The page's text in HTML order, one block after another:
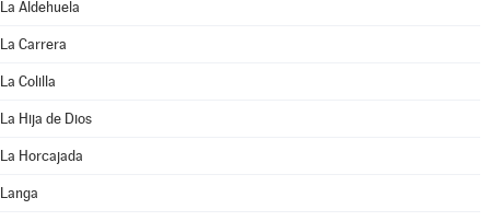
La Aldehuela
La Carrera
La Colilla
La Hija de Dios
La Horcajada
Langa